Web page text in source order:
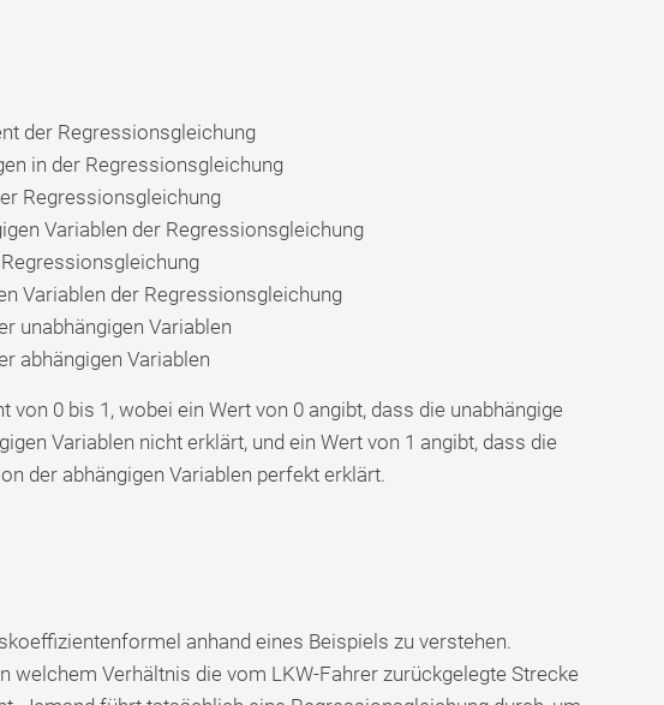
der Regressionsgleichung
in der Regressionsgleichung
Regressionsgleichung
Variablen der Regressionsgleichung
Variablen der Regressionsgleichung
unabhängigen Variablen
abhängigen Variablen
von 0 bis 1, wobei ein Wert von 0 angibt, dass die unabhängige
Variablen nicht erklärt, und ein Wert von 1 angibt, dass die
der abhängigen Variablen perfekt erklärt.
anhand eines Beispiels zu verstehen.
welchem ​​Verhältnis die vom LKW-Fahrer zurückgelegte Strecke